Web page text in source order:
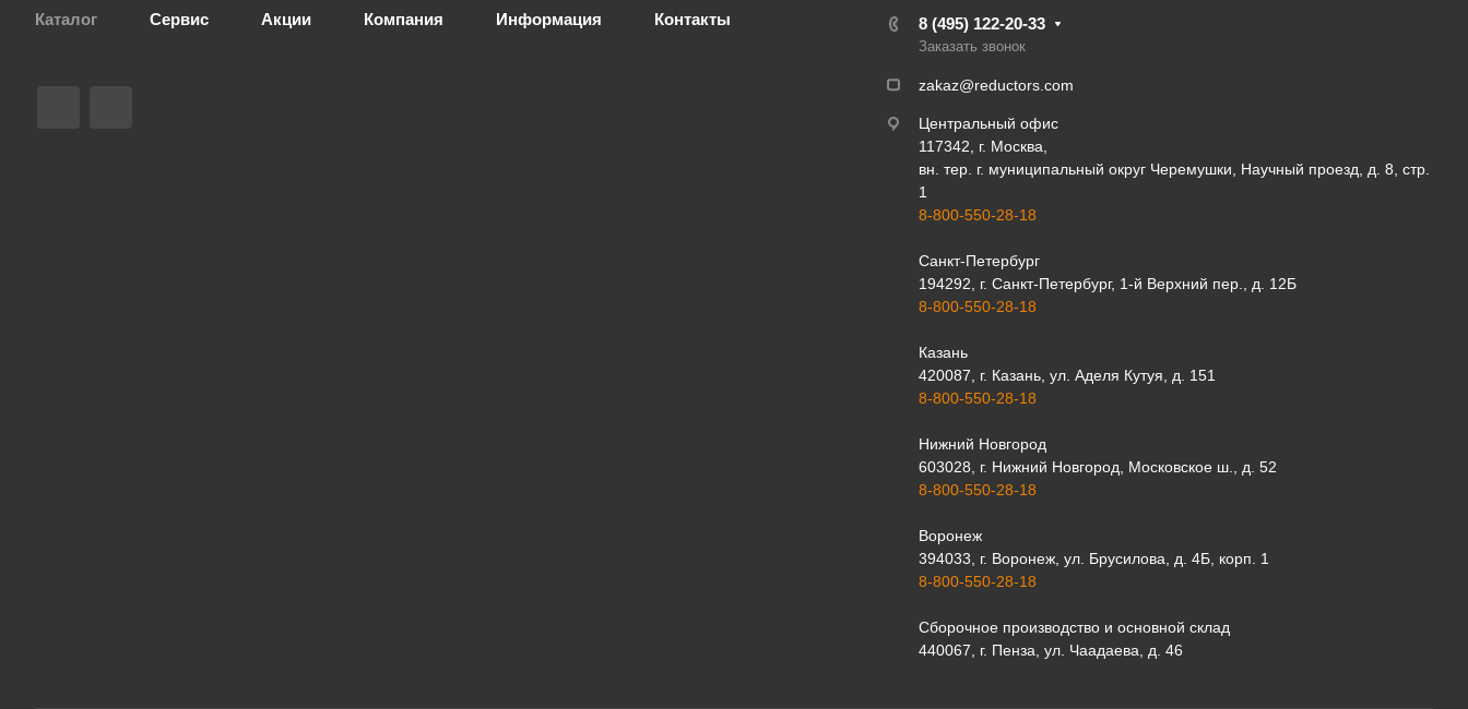
Каталог Сервис Акции Компания Информация Контакты 8 (495) 122-20-33
Заказать звонок
zakaz@reductors.com
Центральный офис
117342, г. Москва,
вн. тер. г. муниципальный округ Черемушки, Научный проезд, д. 8, стр.
1
8-800-550-28-18
Санкт-Петербург
194292, г. Санкт-Петербург, 1-й Верхний пер., д. 12Б
8-800-550-28-18
Казань
420087, г. Казань, ул. Аделя Кутуя, д. 151
8-800-550-28-18
Нижний Новгород
603028, г. Нижний Новгород, Московское ш., д. 52
8-800-550-28-18
Воронеж
394033, г. Воронеж, ул. Брусилова, д. 4Б, корп. 1
8-800-550-28-18
Сборочное производство и основной склад
440067, г. Пенза, ул. Чаадаева, д. 46